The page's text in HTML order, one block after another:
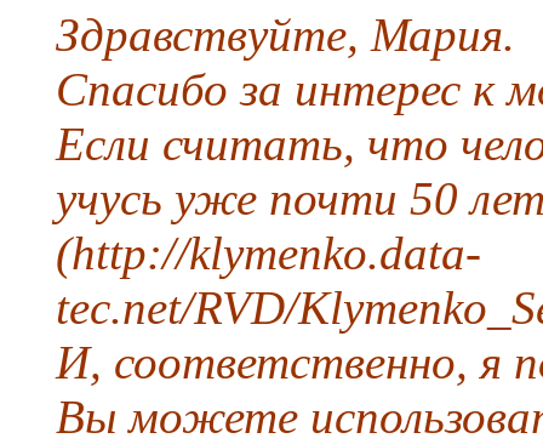
Здравствуйте, Мария.
Спасибо за интерес к
Если считать, что
учусь уже почти 50
(http://klymenko.data-
tec.net/RVD/
И, соответственно, я
Вы можете